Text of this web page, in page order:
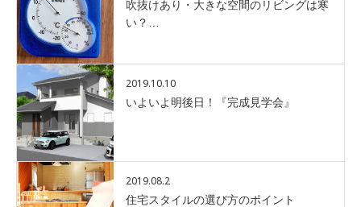
吹抜けあり・大きな空間のリビングは寒
い？…
2019.10.10
いよいよ明後日！『完成見学会』
2019.08.2
住宅スタイルの選び方のポイント